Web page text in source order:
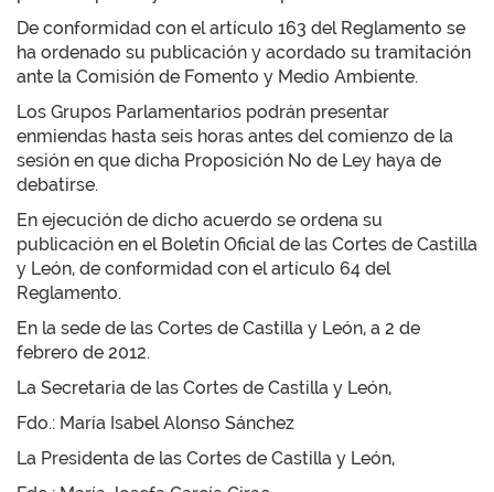
De conformidad con el artículo 163 del Reglamento se
ha ordenado su publicación y acordado su tramitación
ante la Comisión de Fomento y Medio Ambiente.
Los Grupos Parlamentarios podrán presentar
enmiendas hasta seis horas antes del comienzo de la
sesión en que dicha Proposición No de Ley haya de
debatirse.
En ejecución de dicho acuerdo se ordena su
publicación en el Boletín Oficial de las Cortes de Castilla
y León, de conformidad con el artículo 64 del
Reglamento.
En la sede de las Cortes de Castilla y León, a 2 de
febrero de 2012.
La Secretaria de las Cortes de Castilla y León,
Fdo.: María Isabel Alonso Sánchez
La Presidenta de las Cortes de Castilla y León,